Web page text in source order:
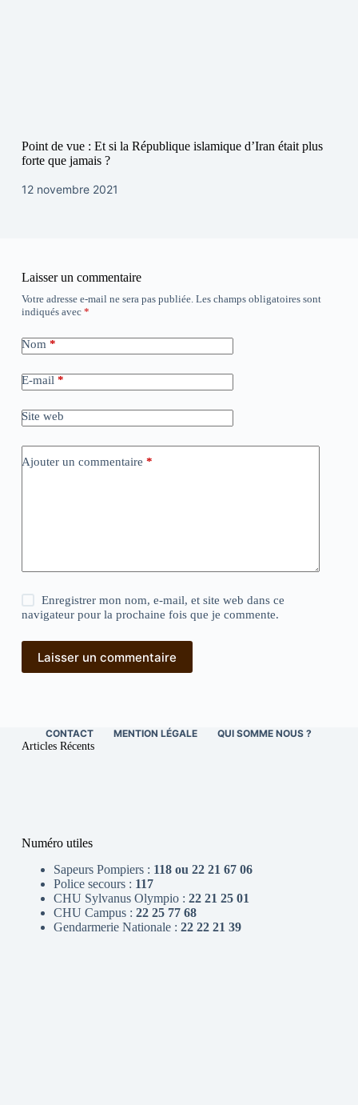
Point de vue : Et si la République islamique d’Iran était plus
forte que jamais ?
12 novembre 2021
Laisser un commentaire
Votre adresse e-mail ne sera pas publiée. Les champs obligatoires sont
indiqués avec *
Nom *
E-mail *
Site web
Ajouter un commentaire *
Enregistrer mon nom, e-mail, et site web dans ce
navigateur pour la prochaine fois que je commente.
Laisser un commentaire
CONTACT MENTION LÉGALE QUI SOMME NOUS ?
Articles Récents
Numéro utiles
Sapeurs Pompiers : 118 ou 22 21 67 06
Police secours : 117
CHU Sylvanus Olympio : 22 21 25 01
CHU Campus : 22 25 77 68
Gendarmerie Nationale : 22 22 21 39